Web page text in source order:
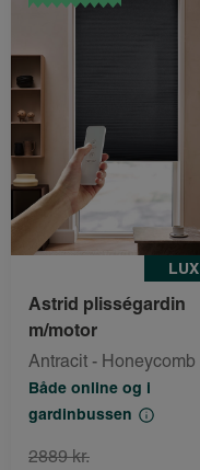
LUX
Astrid plisségardin
m/motor
Antracit - Honeycomb
Både online og i
gardinbussen
2889 kr.